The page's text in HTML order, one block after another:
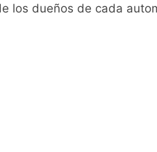
los dueños de cada